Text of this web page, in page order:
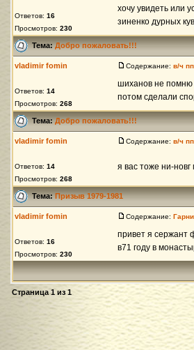
Ответов: 16
Просмотров: 230
хочу увидеть или
зиненко дурных
Тема:Добро пожаловать!!!
vladimir fomin
Ответов: 14
Просмотров: 268
Содержание: в/ч
шиханов не помню
потом сделали
Тема:Добро пожаловать!!!
vladimir fomin
Ответов: 14
Просмотров: 268
Содержание: в/ч
я вас тоже ни-
Тема:Призыв 1979-1981
vladimir fomin
Ответов: 16
Просмотров: 230
Содержание:
привет я сержант
в71 году в
Страница1из 1